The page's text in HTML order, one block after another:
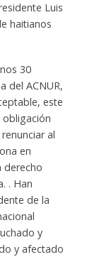
Luis
haitianos
30
del ACNUR,
este
al
en
derecho
. Han
de la
y
y afectado